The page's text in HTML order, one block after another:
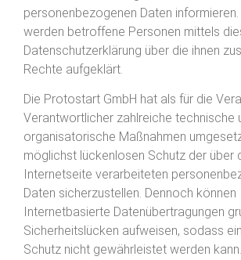
personenbezogenen Daten
werden betroffene Personen mittels
Datenschutzerklärung über die ihnen
Rechte aufgeklärt.
Die Protostart GmbH hat als für die
Verantwortlicher zahlreiche technische
organisatorische Maßnahmen
möglichst lückenlosen Schutz der über
Internetseite verarbeiteten
Daten sicherzustellen. Dennoch können
Internetbasierte Datenübertragungen
Sicherheitslücken aufweisen, sodass
Schutz nicht gewährleistet werden